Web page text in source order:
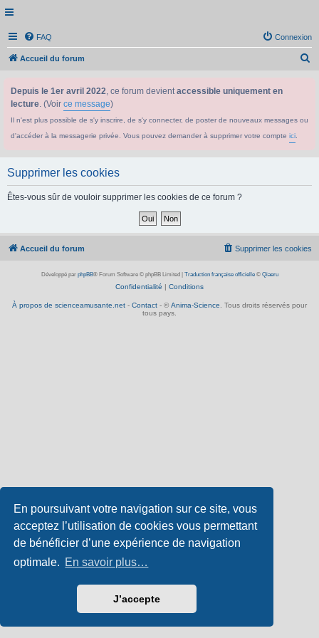
En poursuivant votre navigation sur ce site, vous
acceptez l’utilisation de cookies vous permettant
de bénéficier d’une expérience de navigation
optimale. En savoir plus…
J’accepte
FAQ Connexion
Accueil du forum
Depuis le 1er avril 2022, ce forum devientaccessible uniquement en
lecture. (Voir ce message)
Il n'est plus possible de s'y inscrire, de s'y connecter, de poster de nouveaux messages ou
d'accéder à la messagerie privée. Vous pouvez demander à supprimer votre compte ici
Supprimer les cookies
Êtes-vous sûr de vouloir supprimer les cookies de ce forum ?
Accueil du forum Supprimer les cookies
Développé par phpBB® Forum Software © phpBB Limited Traduction française officielle© Qiaeru
Confidentialité | Conditions
À propos de scienceamusante.net - Contact - © Anima-Science . Tous droits réservés pour
tous pays.